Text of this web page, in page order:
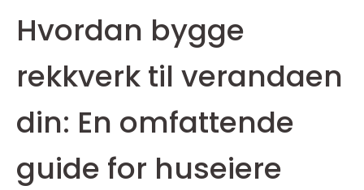
Hvordan bygge
rekkverk til verandaen
din: En omfattende
guide for huseiere